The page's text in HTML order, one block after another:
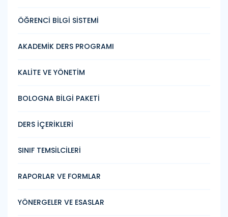
ÖĞRENCİ BİLGİ SİSTEMİ
AKADEMİK DERS PROGRAMI
KALİTE VE YÖNETİM
BOLOGNA BİLGİ PAKETİ
DERS İÇERİKLERİ
SINIF TEMSİLCİLERİ
RAPORLAR VE FORMLAR
YÖNERGELER VE ESASLAR